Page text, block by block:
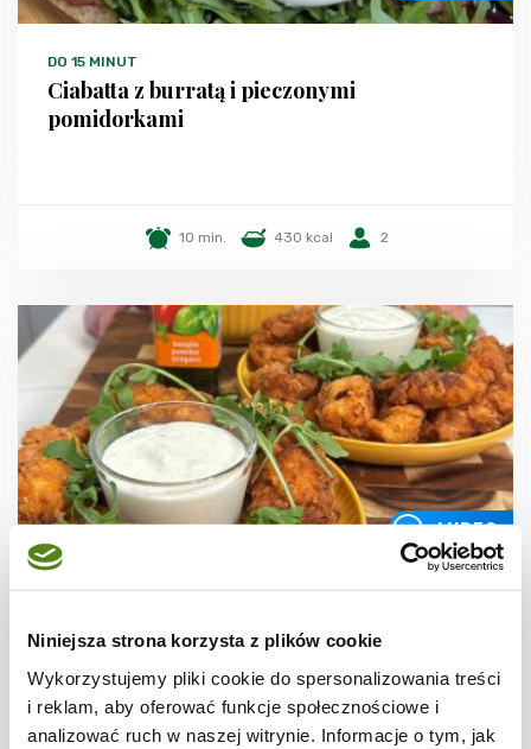
Niniejsza strona korzysta z plików cookie
Wykorzystujemy pliki cookie do spersonalizowania treści
i reklam, aby oferować funkcje społecznościowe i
analizować ruch w naszej witrynie. Informacje o tym, jak
DO 15 MINUT
Ciabatta z burratą i pieczonymi
pomidorkami
10 min. 430 kcal 2
WIDEO
Stripsy z kurczaka z ziołowym sosem